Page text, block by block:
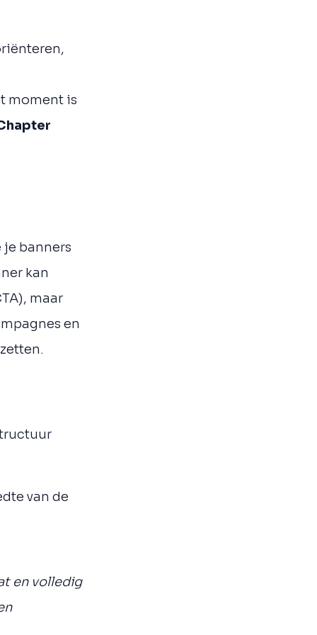
moment is
banners
kan
maar
en
van de
en volledig